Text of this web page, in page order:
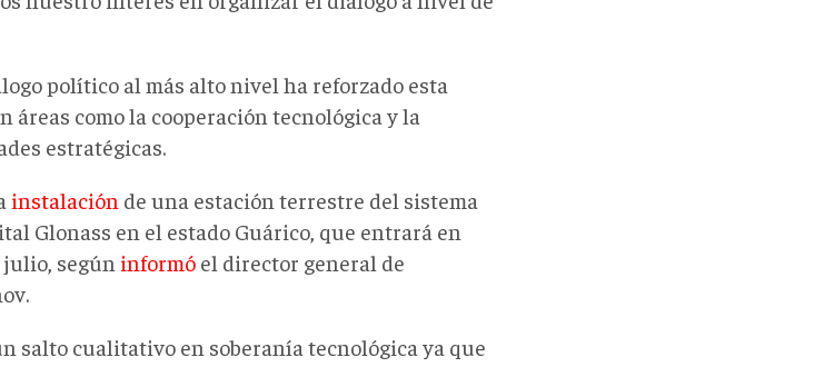
político al más alto nivel ha reforzado esta
áreas como la cooperación tecnológica y la
estratégicas.
instalación de una estación terrestre del sistema
Glonass en el estado Guárico, que entrará en
julio, según informó el director general de
.
salto cualitativo en soberanía tecnológica ya que